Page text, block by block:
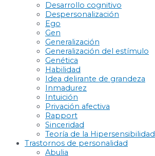
Desarrollo cognitivo
Despersonalización
Ego
Gen
Generalización
Generalización del estímulo
Genética
Habilidad
Idea delirante de grandeza
Inmadurez
Intuición
Privación afectiva
Rapport
Sinceridad
Teoría de la Hipersensibilidad
Trastornos de personalidad
Abulia